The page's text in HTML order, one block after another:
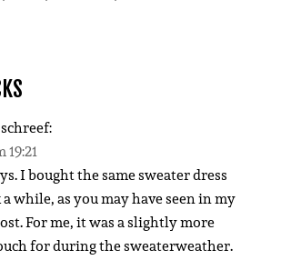
schreef:
19:21
I bought the same sweater dress
while, as you may have seen in my
For me, it was a slightly more
for during the sweaterweather.